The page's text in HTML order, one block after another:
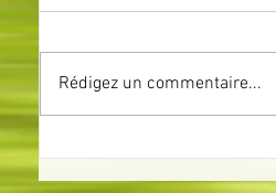
Rédigez un commentaire...